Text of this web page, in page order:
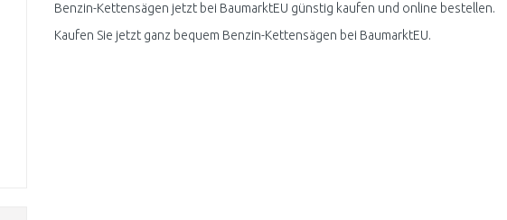
Benzin-Kettensägen jetzt bei BaumarktEU günstig kaufen und online bestellen.
Kaufen Sie jetzt ganz bequem Benzin-Kettensägen bei BaumarktEU.